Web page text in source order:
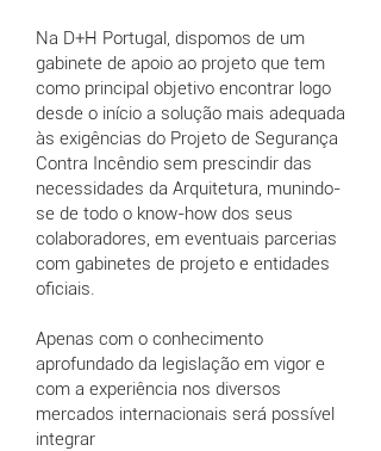
Na D+H Portugal, dispomos de um
gabinete de apoio ao projeto que tem
como principal objetivo encontrar logo
desde o início a solução mais adequada
às exigências do Projeto de Segurança
Contra Incêndio sem prescindir das
necessidades da Arquitetura, munindo-
se de todo o know-how dos seus
colaboradores, em eventuais parcerias
com gabinetes de projeto e entidades
oficiais.
Apenas com o conhecimento
aprofundado da legislação em vigor e
com a experiência nos diversos
mercados internacionais será possível
integrar